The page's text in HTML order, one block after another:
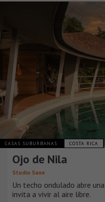
CASAS SUBURBANAS COSTA RICA
Ojo de Nila
Studio Saxe
Un techo ondulado abre
invita a vivir al aire libre.